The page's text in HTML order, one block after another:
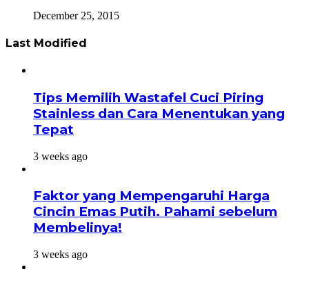
December 25, 2015
Last Modified
Tips Memilih Wastafel Cuci Piring
Stainless dan Cara Menentukan yang
Tepat
3 weeks ago
Faktor yang Mempengaruhi Harga
Cincin Emas Putih. Pahami sebelum
Membelinya!
3 weeks ago